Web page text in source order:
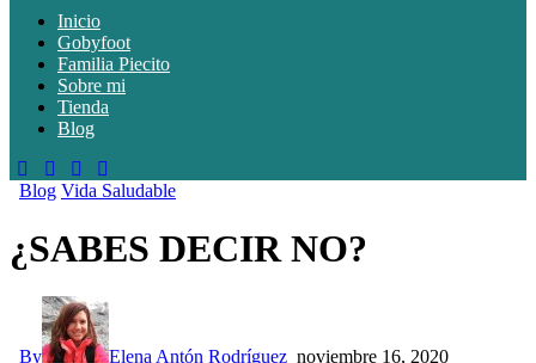
Inicio
Gobyfoot
Familia Piecito
Sobre mi
Tienda
Blog
Blog Vida Saludable
¿SABES DECIR NO?
By Elena Antón Rodríguez noviembre 16, 2020